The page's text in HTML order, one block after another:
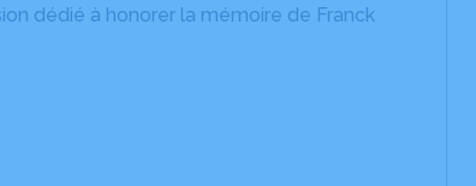
dédié à honorer la mémoire de Franck